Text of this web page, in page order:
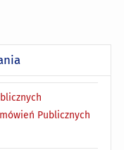
Publicznych